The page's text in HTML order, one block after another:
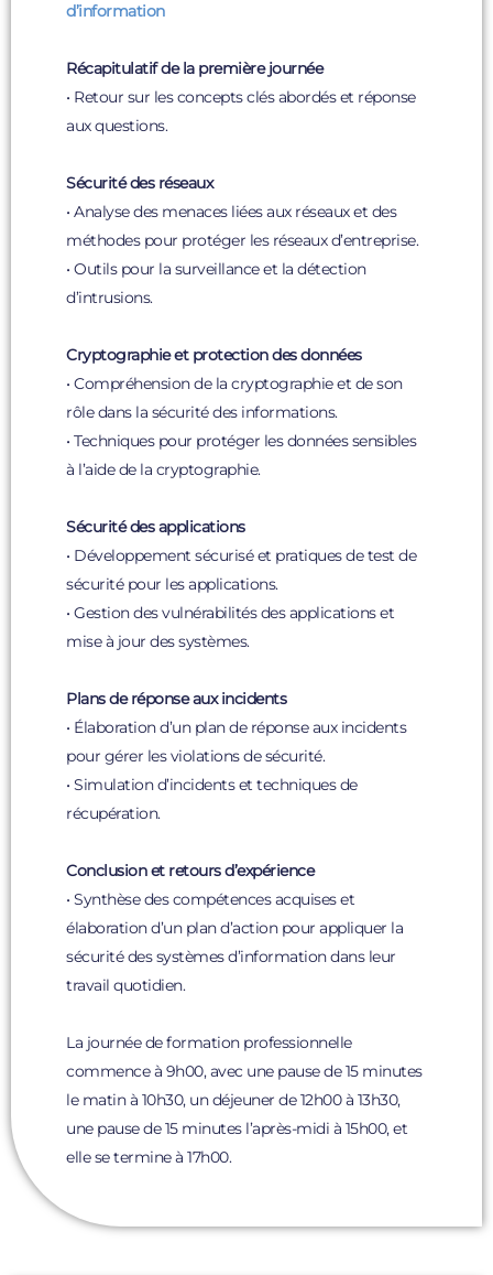
d’information
Récapitulatif de la première journée
• Retour sur les concepts clés abordés et réponse
aux questions.
Sécurité des réseaux
• Analyse des menaces liées aux réseaux et des
méthodes pour protéger les réseaux d’entreprise.
• Outils pour la surveillance et la détection
d’intrusions.
Cryptographie et protection des données
• Compréhension de la cryptographie et de son
rôle dans la sécurité des informations.
• Techniques pour protéger les données sensibles
à l’aide de la cryptographie.
Sécurité des applications
• Développement sécurisé et pratiques de test de
sécurité pour les applications.
• Gestion des vulnérabilités des applications et
mise à jour des systèmes.
Plans de réponse aux incidents
• Élaboration d’un plan de réponse aux incidents
pour gérer les violations de sécurité.
• Simulation d’incidents et techniques de
récupération.
Conclusion et retours d’expérience
• Synthèse des compétences acquises et
élaboration d’un plan d’action pour appliquer la
sécurité des systèmes d’information dans leur
travail quotidien.
La journée de formation professionnelle
commence à 9h00, avec une pause de 15 minutes
le matin à 10h30, un déjeuner de 12h00 à 13h30,
une pause de 15 minutes l’après-midi à 15h00, et
elle se termine à 17h00.